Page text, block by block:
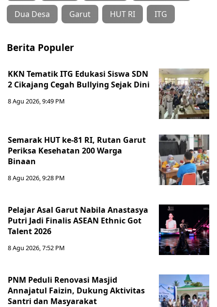
Dua Desa Garut HUT RI ITG
Berita Populer
KKN Tematik ITG Edukasi Siswa SDN
2 Cikajang Cegah Bullying Sejak Dini
8 Agu 2026, 9:49 PM
Semarak HUT ke-81 RI, Rutan Garut
Periksa Kesehatan 200 Warga
Binaan
8 Agu 2026, 9:28 PM
Pelajar Asal Garut Nabila Anastasya
Putri Jadi Finalis ASEAN Ethnic Got
Talent 2026
8 Agu 2026, 7:52 PM
PNM Peduli Renovasi Masjid
Annajatul Faizin, Dukung Aktivitas
Santri dan Masyarakat